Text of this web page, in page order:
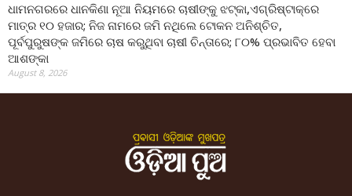
ଧାମନଗରରେ ଧାନକିଣା ନୂଆ ନିୟମରେ ଚାଷୀଙ୍କୁ ଝଟ୍‌କା,ଏଗ୍ରିଷ୍ଟାକ୍‌ରେ
ମାତ୍ର ୧୦ ହଜାର; ନିଜ ନାମରେ ଜମି ନଥିଲେ ଟୋକନ ଅନିଶ୍ଚିତ,
ପୂର୍ବପୁରୁଷଙ୍କ ଜମିରେ ଚାଷ କରୁଥିବା ଚାଷୀ ଚିନ୍ତାରେ; ୮୦% ପ୍ରଭାବିତ ହେବା
ଆଶଙ୍କା
August 8, 2026